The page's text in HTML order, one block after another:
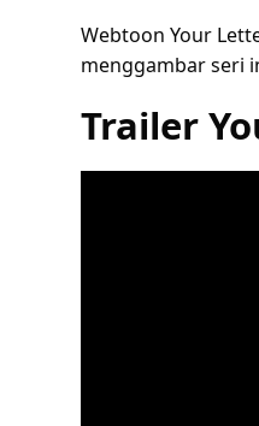
Webtoon Your
menggambar seri
Trailer